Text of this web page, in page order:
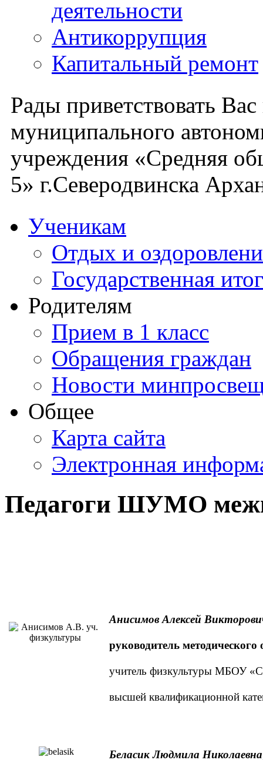
деятельности
Антикоррупция
Капитальный ремонт
Рады приветствовать
муниципального
учреждения «Средняя
5» г.Северодвинска
Ученикам
Отдых и
Государственная
Родителям
Прием в 1 класс
Обращения граждан
Новости
Общее
Карта сайта
Электронная
Педагоги ШУМО
Анисимов Алексей
руководитель методического
учитель физкультуры МБОУ
высшей квалификационной
Беласик Людмила Николаевна